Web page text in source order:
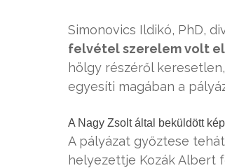
Simonovics Ildikó, PhD,
felvétel szerelem volt
hölgy részéről
egyesíti magában a
A Nagy Zsolt által beküldött
A pályázat győztese
helyezettje Kozák Albert